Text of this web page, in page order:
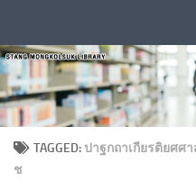
TAGGED: ปาฐกถาเกียรติยศศ
ช